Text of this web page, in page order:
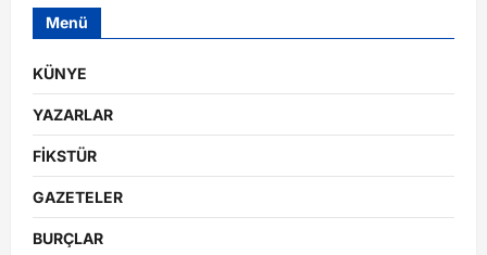
Menü
KÜNYE
YAZARLAR
FİKSTÜR
GAZETELER
BURÇLAR